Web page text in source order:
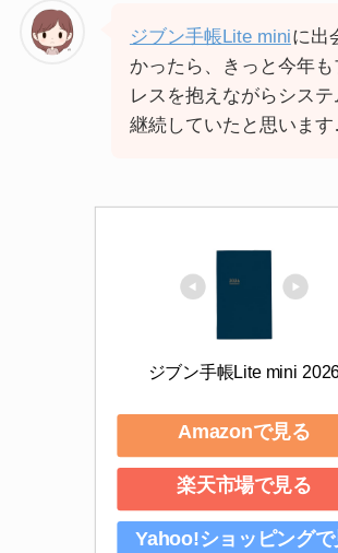
ジブン手帳Lite miniに出
かったら、きっと今年も
レスを抱えながらシス
継続していたと思います
ジブン手帳Lite mini
Amazonで見る
楽天市場で見る
Yahoo!ショッピングで